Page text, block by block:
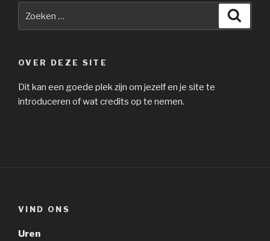
OVER DEZE SITE
Dit kan een goede plek zijn om jezelf en je site te
introduceren of wat credits op te nemen.
VIND ONS
Uren